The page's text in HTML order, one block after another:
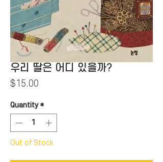
우리 딸은 어디 있을까?
$15.00
Quantity *
Out of Stock